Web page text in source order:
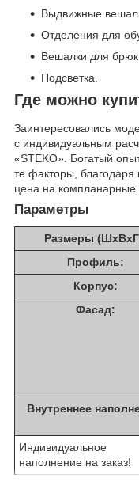
Выдвижные
Отделения для
Вешалки для
Подсветка.
Где можно
Заинтересовались
с индивидуальным
«STEKO». Богатый
те факторы,
цена на компланарные
Параметры
Размеры
Профиль:
Корпус:
Фасад:
Внутреннее
Индивидуальное
наполнение на заказ!